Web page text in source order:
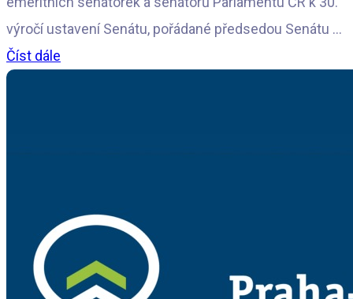
výročí ustavení Senátu, pořádané předsedou Senátu ...
Číst dále